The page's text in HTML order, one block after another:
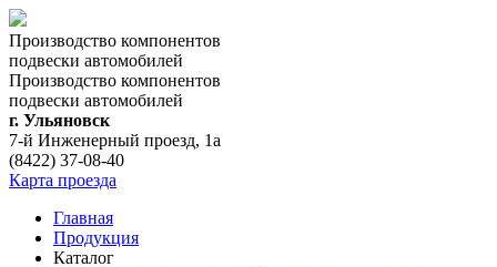
Производство компонентов
подвески автомобилей
Производство компонентов
подвески автомобилей
г. Ульяновск
7-й Инженерный проезд, 1а
(8422) 37-08-40
Карта проезда
Главная
Продукция
Каталог